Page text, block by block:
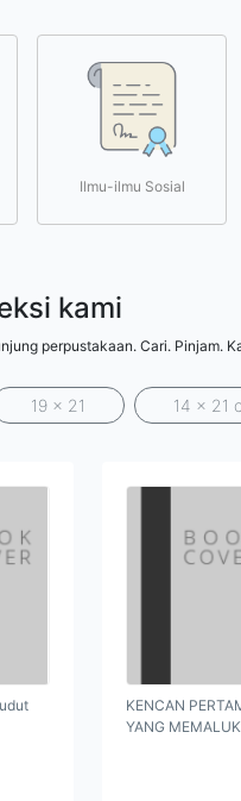
Ilmu-ilmu Sosial
kami
perpustakaan. Cari. Pinjam.
19 x 21 14 x 21
KENCAN
YANG